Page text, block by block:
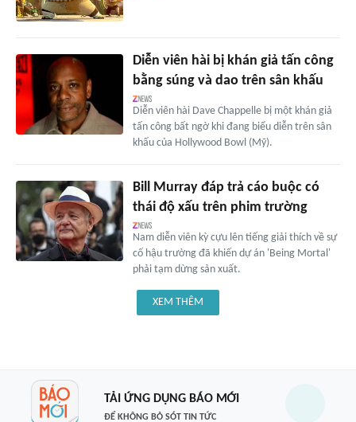
Diễn viên hài bị khán giả tấn công
bằng súng và dao trên sân khấu
Diễn viên hài Dave Chappelle bị một khán giả
tấn công bất ngờ khi đang biểu diễn trên sân
khấu của Hollywood Bowl (Mỹ).
Bill Murray đáp trả cáo buộc có
thái độ xấu trên phim trường
Nam diễn viên kỳ cựu lên tiếng giải thích về sự
cố hậu trường đã khiến dự án 'Being Mortal'
phải tạm dừng sản xuất.
XEM THÊM
TẢI ỨNG DỤNG BÁO MỚI
ĐỂ KHÔNG BỎ SÓT TIN TỨC